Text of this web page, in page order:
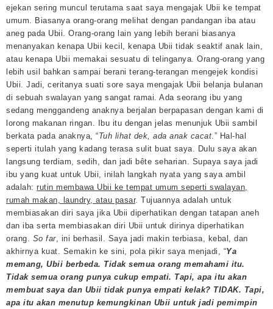
ejekan sering muncul terutama saat saya mengajak Ubii ke tempat
umum. Biasanya orang-orang melihat dengan pandangan iba atau
aneg pada Ubii. Orang-orang lain yang lebih berani biasanya
menanyakan kenapa Ubii kecil, kenapa Ubii tidak seaktif anak lain,
atau kenapa Ubii memakai sesuatu di telinganya. Orang-orang yang
lebih usil bahkan sampai berani terang-terangan mengejek kondisi
Ubii. Jadi, ceritanya suati sore saya mengajak Ubii belanja bulanan
di sebuah swalayan yang sangat ramai. Ada seorang ibu yang
sedang menggandeng anaknya berjalan berpapasan dengan kami di
lorong makanan ringan. Ibu itu dengan jelas menunjuk Ubii sambil
berkata pada anaknya, “Tuh lihat dek, ada anak cacat .” Hal-hal
seperti itulah yang kadang terasa sulit buat saya. Dulu saya akan
langsung terdiam, sedih, dan jadi bête seharian. Supaya saya jadi
ibu yang kuat untuk Ubii, inilah langkah nyata yang saya ambil
adalah: rutin membawa Ubii ke tempat umum seperti swalayan,
rumah makan, laundry, atau pasar. Tujuannya adalah untuk
membiasakan diri saya jika Ubii diperhatikan dengan tatapan aneh
dan iba serta membiasakan diri Ubii untuk dirinya diperhatikan
orang. So far, ini berhasil. Saya jadi makin terbiasa, kebal, dan
akhirnya kuat. Semakin ke sini, pola pikir saya menjadi, “Ya
memang, Ubii berbeda. Tidak semua orang memahami itu.
Tidak semua orang punya cukup empati. Tapi, apa itu akan
membuat saya dan Ubii tidak punya empati kelak? TIDAK. Tapi,
apa itu akan menutup kemungkinan Ubii untuk jadi pemimpin